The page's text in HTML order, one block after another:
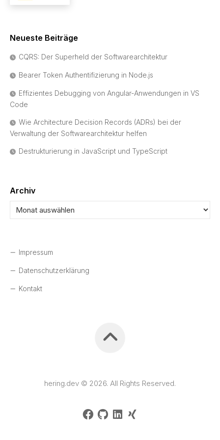
Neueste Beiträge
CQRS: Der Superheld der Softwarearchitektur
Bearer Token Authentifizierung in Node.js
Effizientes Debugging von Angular-Anwendungen in VS
Code
Wie Architecture Decision Records (ADRs) bei der
Verwaltung der Softwarearchitektur helfen
Destrukturierung in JavaScript und TypeScript
Archiv
Impressum
Datenschutzerklärung
Kontakt
hering.dev © 2026. All Rights Reserved.